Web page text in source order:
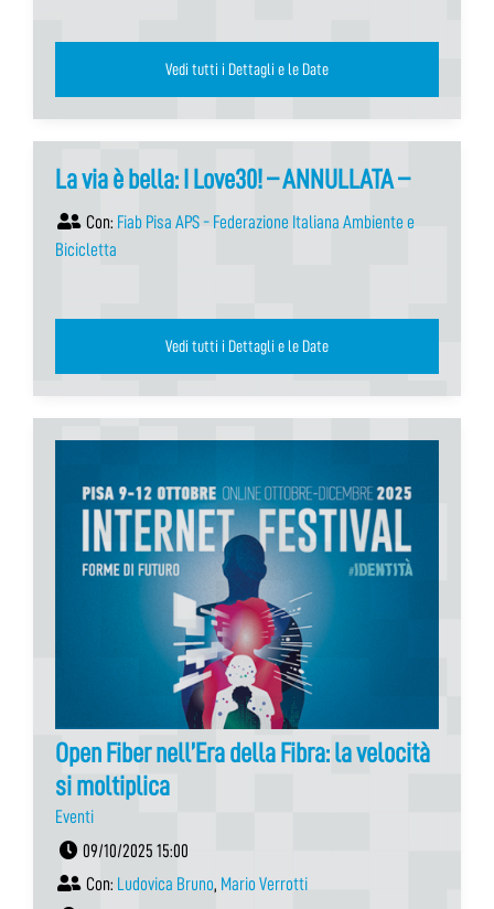
Vedi tutti i Dettagli e le Date
La via è bella: I Love30! – ANNULLATA –
Con: Fiab Pisa APS - Federazione Italiana Ambiente e
Bicicletta
Vedi tutti i Dettagli e le Date
Open Fiber nell’Era della Fibra: la velocità
si moltiplica
Eventi
09/10/2025 15:00
Con: Ludovica Bruno, Mario Verrotti